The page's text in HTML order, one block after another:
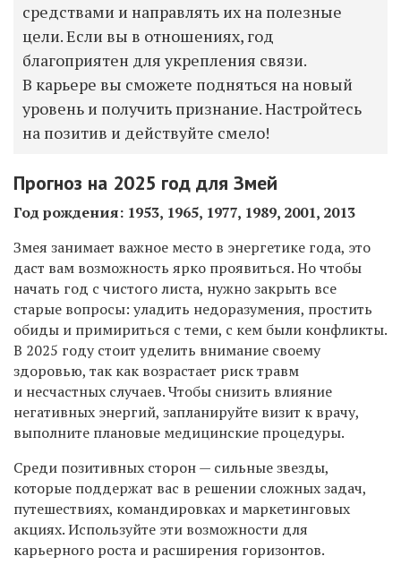
средствами и направлять их на полезные
цели. Если вы в отношениях, год
благоприятен для укрепления связи.
В карьере вы сможете подняться на новый
уровень и получить признание. Настройтесь
на позитив и действуйте смело!
Прогноз на 2025 год для Змей
Год рождения: 1953, 1965, 1977, 1989, 2001, 2013
Змея занимает важное место в энергетике года, это
даст вам возможность ярко проявиться. Но чтобы
начать год с чистого листа, нужно закрыть все
старые вопросы: уладить недоразумения, простить
обиды и примириться с теми, с кем были конфликты.
В 2025 году стоит уделить внимание своему
здоровью, так как возрастает риск травм
и несчастных случаев. Чтобы снизить влияние
негативных энергий, запланируйте визит к врачу,
выполните плановые медицинские процедуры.
Среди позитивных сторон — сильные звезды,
которые поддержат вас в решении сложных задач,
путешествиях, командировках и маркетинговых
акциях. Используйте эти возможности для
карьерного роста и расширения горизонтов.